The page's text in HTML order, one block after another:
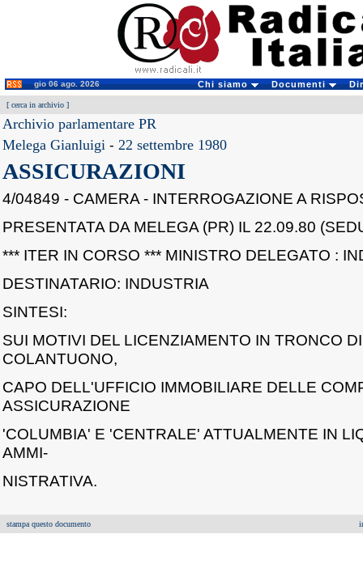
gio 06 ago. 2026 Chi siamo Documenti
[ cerca in archivio ]
Archivio parlamentare PR
Melega Gianluigi - 22 settembre 1980
ASSICURAZIONI
4/04849 - CAMERA - INTERROGAZIONE A
PRESENTATA DA MELEGA (PR) IL 22.09.80
*** ITER IN CORSO *** MINISTRO DELEGATO :
DESTINATARIO: INDUSTRIA
SINTESI:
SUI MOTIVI DEL LICENZIAMENTO IN TRONCO
COLANTUONO,
CAPO DELL'UFFICIO IMMOBILIARE DELLE
ASSICURAZIONE
'COLUMBIA' E 'CENTRALE' ATTUALMENTE IN
AMMI-
NISTRATIVA.
stampa questo documento